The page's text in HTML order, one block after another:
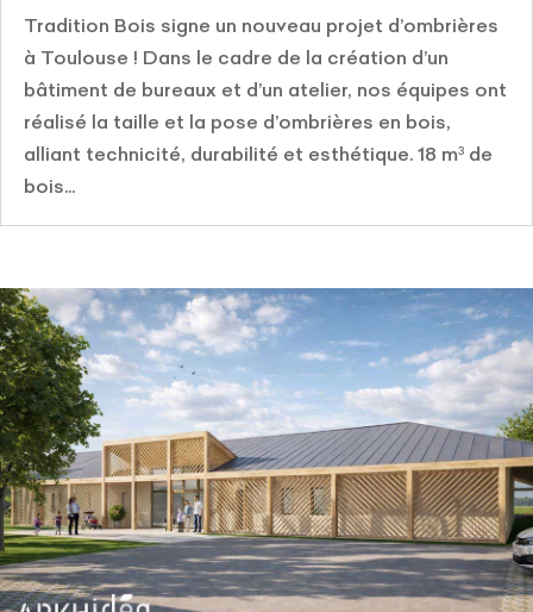
Tradition Bois signe un nouveau projet d’ombrières
à Toulouse ! Dans le cadre de la création d’un
bâtiment de bureaux et d’un atelier, nos équipes ont
réalisé la taille et la pose d’ombrières en bois,
alliant technicité, durabilité et esthétique. 18 m³ de
bois...